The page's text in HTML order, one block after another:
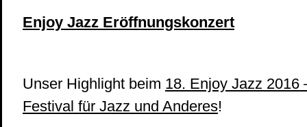
Enjoy Jazz Eröffnungskonzert
Unser Highlight beim 18. Enjoy Jazz 2016
Festival für Jazz und Anderes!